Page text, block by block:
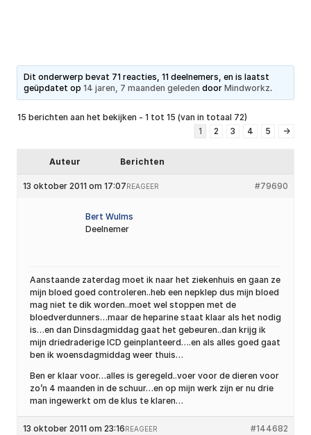
Dit onderwerp bevat 71 reacties, 11 deelnemers, en is laatst
geüpdatet op14 jaren, 7 maanden geleden doorMindworkz.
15 berichten aan het bekijken - 1 tot 15 (van in totaal 72)
1
2 3 4 5 →
Auteur Berichten
13 oktober 2011 om 17:07 #79690
REAGEER
Bert Wulms
Deelnemer
Aanstaande zaterdag moet ik naar het ziekenhuis en gaan ze
mijn bloed goed controleren..heb een nepklep dus mijn bloed
mag niet te dik worden..moet wel stoppen met de
bloedverdunners…maar de heparine staat klaar als het nodig
is…en dan Dinsdagmiddag gaat het gebeuren..dan krijg ik
mijn driedraderige ICD geinplanteerd….en als alles goed gaat
ben ik woensdagmiddag weer thuis…
Ben er klaar voor…alles is geregeld..voer voor de dieren voor
zo’n 4 maanden in de schuur…en op mijn werk zijn er nu drie
man ingewerkt om de klus te klaren…
13 oktober 2011 om 23:16 #144682
REAGEER